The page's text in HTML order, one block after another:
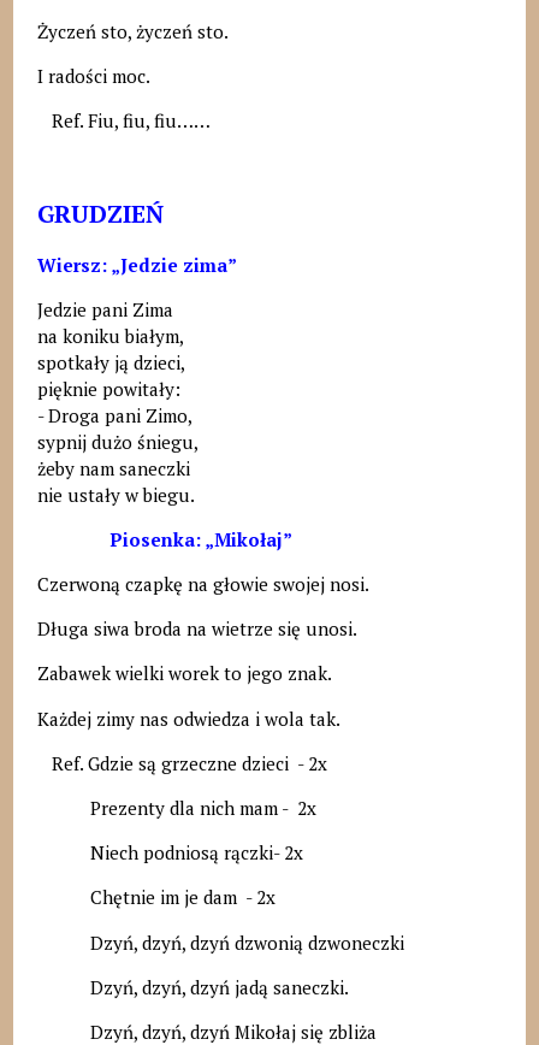
Życzeń sto, życzeń sto.
I radości moc.
Ref. Fiu, fiu, fiu……
GRUDZIEŃ
Wiersz: „Jedzie zima”
Jedzie pani Zima
na koniku białym,
spotkały ją dzieci,
pięknie powitały:
- Droga pani Zimo,
sypnij dużo śniegu,
żeby nam saneczki
nie ustały w biegu.
Piosenka: „Mikołaj”
Czerwoną czapkę na głowie swojej nosi.
Długa siwa broda na wietrze się unosi.
Zabawek wielki worek to jego znak.
Każdej zimy nas odwiedza i wola tak.
Ref. Gdzie są grzeczne dzieci - 2x
Prezenty dla nich mam - 2x
Niech podniosą rączki- 2x
Chętnie im je dam - 2x
Dzyń, dzyń, dzyń dzwonią dzwoneczki
Dzyń, dzyń, dzyń jadą saneczki.
Dzyń, dzyń, dzyń Mikołaj się zbliża